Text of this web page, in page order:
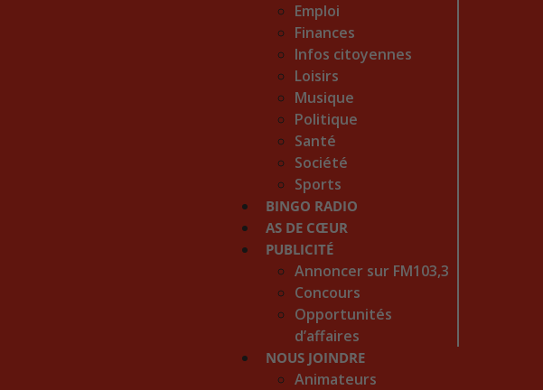
Emploi
Finances
Infos citoyennes
Loisirs
Musique
Politique
Santé
Société
Sports
BINGO RADIO
AS DE CŒUR
PUBLICITÉ
Annoncer sur FM103,3
Concours
Opportunités
d’affaires
NOUS JOINDRE
Animateurs